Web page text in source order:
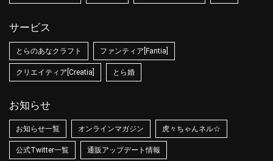
サービス
とらのあなクラフト ファンティア[Fantia]
クリエイティア[Creatia] とら婚
お知らせ
お知らせ一覧 オンラインマガジン 虎々ちゃんネル☆
公式Twitter一覧 通販アップデート情報